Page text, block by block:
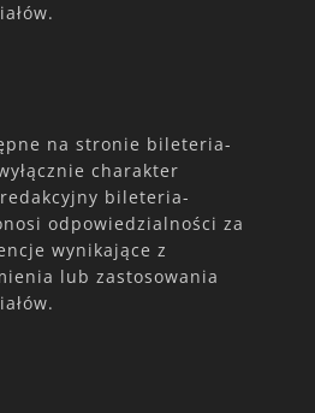
na stronie bileteria-
charakter
bileteria-
odpowiedzialności za
wynikające z
lub zastosowania